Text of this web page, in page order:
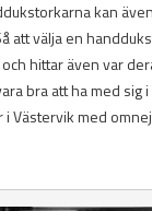
kan
att välja en
hittar även var
bra att ha med
Västervik med